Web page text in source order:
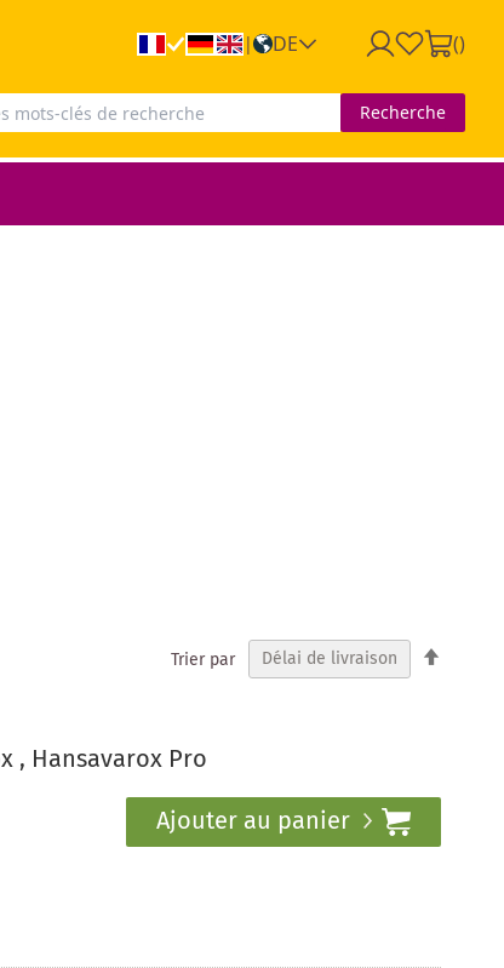
| DE ()
Recherche
Trier par
, Hansavarox Pro
Ajouter au panier